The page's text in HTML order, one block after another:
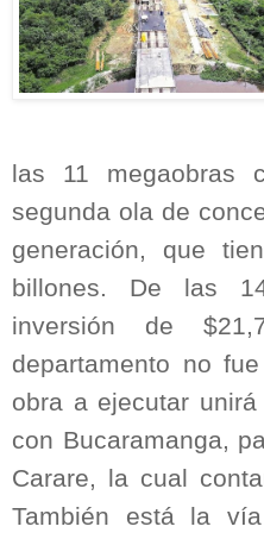
las 11 megaobras
segunda ola de
generación, que
billones. De las
inversión de
departamento no
obra a ejecutar
con Bucaramanga,
Carare, la cual
También está la